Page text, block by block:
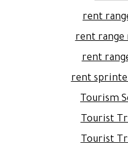
rent
rent range
rent
rent
Tourism
Tourist
Tourist